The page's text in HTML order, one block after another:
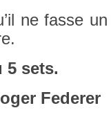
ne fasse
5 sets.
Feder­er